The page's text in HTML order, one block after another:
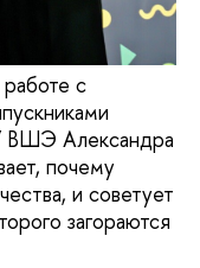
с
ВШЭ Александра
почему
и советует
загораются